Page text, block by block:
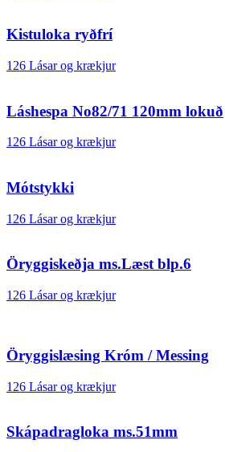
Kistuloka ryðfrí
126 Lásar og krækjur
Láshespa No82/71 120mm lokuð
126 Lásar og krækjur
Mótstykki
126 Lásar og krækjur
Öryggiskeðja ms.Læst blp.6
126 Lásar og krækjur
Öryggislæsing Króm / Messing
126 Lásar og krækjur
Skápadragloka ms.51mm